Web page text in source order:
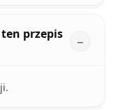
przepis